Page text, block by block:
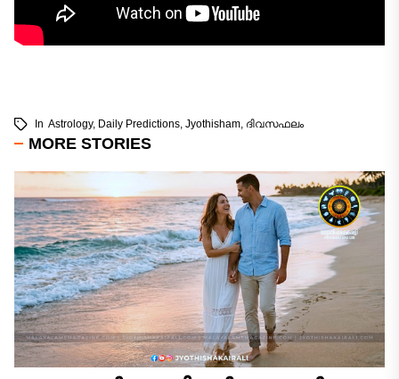
In Astrology, Daily Predictions, Jyothisham, ദിവസഫലം
MORE STORIES